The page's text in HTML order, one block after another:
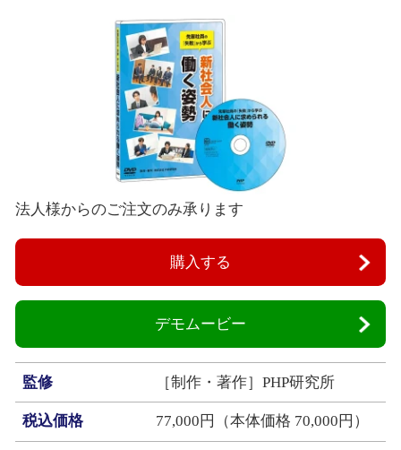
法人様からのご注文のみ承ります
購入する
デモムービー
監修 ［制作・著作］PHP研究所
税込価格 77,000円（本体価格 70,000円）